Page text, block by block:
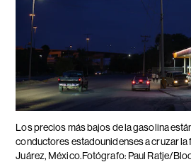
Los precios más bajos de la gasolina
conductores estadounidenses a cruzar la
Juárez, México.Fotógrafo: Paul Ratje/